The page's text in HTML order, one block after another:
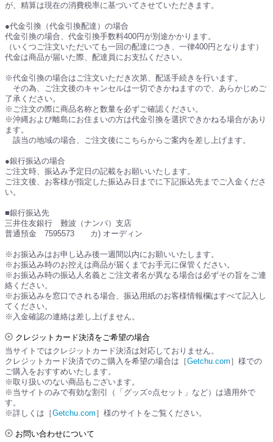
が、精算は現在の消費税率に基づいてさせていただきます。
●代金引換（代金引換配達）の場合
代金引換の場合、代金引換手数料400円が別途かかります。
（いくつご注文いただいても一回の配達につき、一律400円となります）
代金は商品が届いた際、配達員にお支払ください。
※代金引換の場合はご注文いただき次第、配送手続きを行います。
その為、ご注文後のキャンセルは一切できかねますので、あらかじめご
了承ください。
※ご注文の際に商品名称と数量を必ずご確認ください。
※沖縄および離島にお住まいの方は代金引換を選択できかねる場合があり
ます。
該当の地域の場合、ご注文後にこちらからご案内を差し上げます。
●銀行振込の場合
ご注文時、振込み予定日の記載をお願いいたします。
ご注文後、お客様が指定した振込み日までに下記振込先までご入金くださ
い。
■銀行振込先
三井住友銀行 難波（ナンバ）支店
普通預金 7595573 カ) オーディン
※お振込みはお申し込み後一週間以内にお願いいたします。
※お振込み時のお控えは商品が届くまでお手元に保管ください。
※お振込み時の振込人名義とご注文者名が異なる場合は必ずその旨をご連
絡ください。
※お振込みを窓口でされる場合、振込用紙のお客様情報欄はすべて記入し
てください。
※入金確認の連絡は差し上げません。
クレジットカード決済をご希望の場合
当サイトではクレジットカード決済は対応しておりません。
クレジットカード決済でのご購入を希望の場合は［Getchu.com ］様での
ご購入をおすすめいたします。
※取り扱いのない商品もございます。
※当サイトのみで有効な割引（「グッズ○点セット」など）は適用外で
す。
※詳しくは［Getchu.com ］様のサイトをご覧ください。
お問い合わせについて